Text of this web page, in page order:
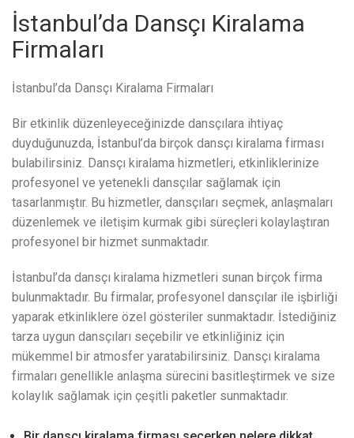
İstanbul’da Dansçı Kiralama
Firmaları
İstanbul’da Dansçı Kiralama Firmaları
Bir etkinlik düzenleyeceğinizde dansçılara ihtiyaç
duyduğunuzda, İstanbul’da birçok dansçı kiralama firması
bulabilirsiniz. Dansçı kiralama hizmetleri, etkinliklerinize
profesyonel ve yetenekli dansçılar sağlamak için
tasarlanmıştır. Bu hizmetler, dansçıları seçmek, anlaşmaları
düzenlemek ve iletişim kurmak gibi süreçleri kolaylaştıran
profesyonel bir hizmet sunmaktadır.
İstanbul’da dansçı kiralama hizmetleri sunan birçok firma
bulunmaktadır. Bu firmalar, profesyonel dansçılar ile işbirliği
yaparak etkinliklere özel gösteriler sunmaktadır. İstediğiniz
tarza uygun dansçıları seçebilir ve etkinliğiniz için
mükemmel bir atmosfer yaratabilirsiniz. Dansçı kiralama
firmaları genellikle anlaşma sürecini basitleştirmek ve size
kolaylık sağlamak için çeşitli paketler sunmaktadır.